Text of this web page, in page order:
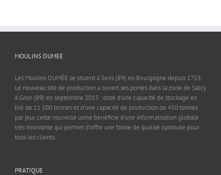
MOULINS DUMEE
Les Moulins DUMÉE se situent à Sens (89) en Bourgogne depuis 1703.
Le nouveau site de production a ouvert ses portes dans la zone de Salcy
à Gron (89) en septembre 2015 : doté d'une capacité de stockage en
blé de 11 500 tonnes et d'une capacité de production de 450 tonnes
par jour, cette nouvelle usine bénéficie d'une informatisation globale
très innovante qui permet d'offrir une farine de qualité optimale pour
tous les clients.
PRATIQUE